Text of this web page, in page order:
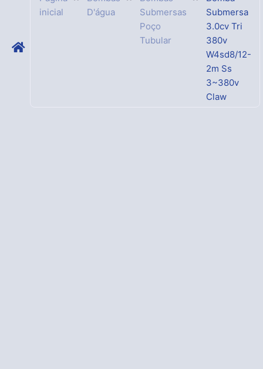
inicial
D'água
Submersas
Poço
Tubular
Submersa
3.0cv Tri
380v
W4sd8/12-
2m Ss
3~380v
Claw